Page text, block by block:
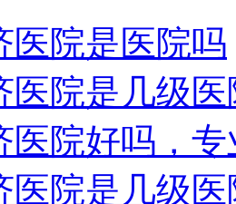
医院是医院吗
医院是几级医
医院好吗，专
医院是几级医